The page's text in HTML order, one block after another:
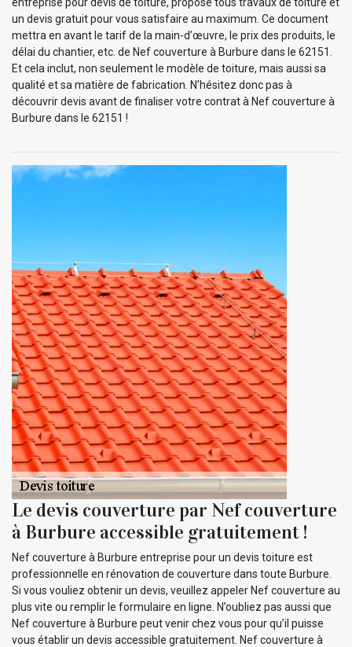
un devis gratuit pour vous satisfaire au maximum. Ce document
mettra en avant le tarif de la main-d’œuvre, le prix des produits, le
délai du chantier, etc. de Nef couverture à Burbure dans le 62151.
Et cela inclut, non seulement le modèle de toiture, mais aussi sa
qualité et sa matière de fabrication. N’hésitez donc pas à
découvrir devis avant de finaliser votre contrat à Nef couverture à
Burbure dans le 62151 !
Le devis couverture par Nef couverture
à Burbure accessible gratuitement !
Nef couverture à Burbure entreprise pour un devis toiture est
professionnelle en rénovation de couverture dans toute Burbure.
Si vous vouliez obtenir un devis, veuillez appeler Nef couverture au
plus vite ou remplir le formulaire en ligne. N’oubliez pas aussi que
Nef couverture à Burbure peut venir chez vous pour qu’il puisse
vous établir un devis accessible gratuitement. Nef couverture à